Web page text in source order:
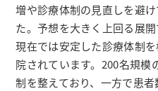
増や診療体制の見直しを避
た。予想を大きく上回る展開
現在では安定した診療体制
院されています。200名規模
制を整えており、一方で患